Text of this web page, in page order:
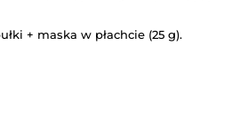
+ maska w płachcie (25 g).